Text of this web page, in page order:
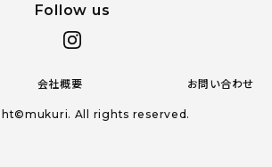
Follow us
会社概要 お問い合わせ
All rights reserved.